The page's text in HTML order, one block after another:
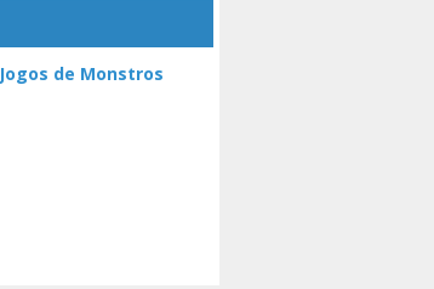
Jogos de Monstros